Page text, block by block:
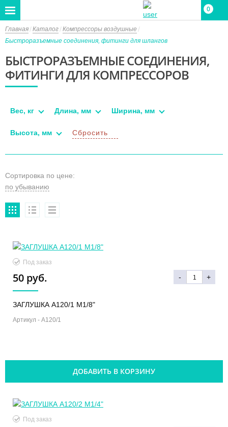
0
Главная Каталог Компрессоры воздушные
Быстроразъемные соединения, фитинги для шлангов
БЫСТРОРАЗЪЕМНЫЕ СОЕДИНЕНИЯ,
ФИТИНГИ ДЛЯ КОМПРЕССОРОВ
Вес, кг Длина, мм Ширина, мм
Высота, мм Сбросить
Сортировка по цене:
Под заказ
50 руб. - +
ЗАГЛУШКА A120/1 M1/8"
Артикул - A120/1
ДОБАВИТЬ В КОРЗИНУ
Под заказ